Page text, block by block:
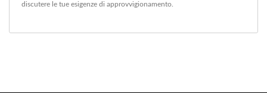
discutere le tue esigenze di approvvigionamento.